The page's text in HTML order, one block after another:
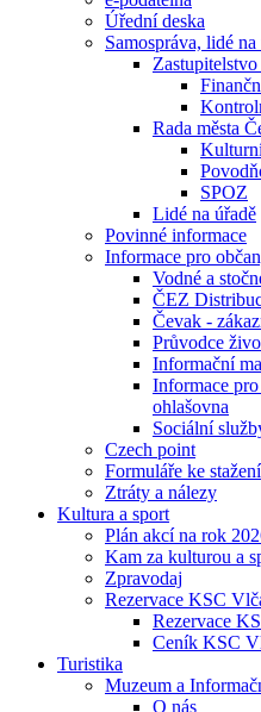
Úřední deska
Samospráva, lidé na
Rada města
SPOZ
Lidé na úřadě
Povinné informace
Informace pro
Vodné a
ČEZ
Čevak -
Průvodce
Informační
Informace
ohlašovna
Sociální
Czech point
Formuláře ke stažení
Ztráty a nálezy
Kultura a sport
Plán akcí na rok
Kam za kulturou a
Zpravodaj
Rezervace KSC
Rezervace
Ceník KSC
Turistika
Muzeum a
O nás